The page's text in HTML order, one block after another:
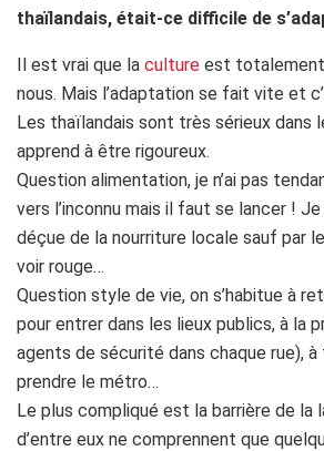
thaïlandais, était-ce difficile de
Il est vrai que la culture est
nous. Mais l’adaptation se fait vite et
Les thaïlandais sont très sérieux dans
apprend à être rigoureux.
Question alimentation, je n’ai pas
vers l’inconnu mais il faut se lancer ! Je
déçue de la nourriture locale sauf par
voir rouge…
Question style de vie, on s’habitue à
pour entrer dans les lieux publics, à la
agents de sécurité dans chaque rue), à
prendre le métro…
Le plus compliqué est la barrière de la
d’entre eux ne comprennent que